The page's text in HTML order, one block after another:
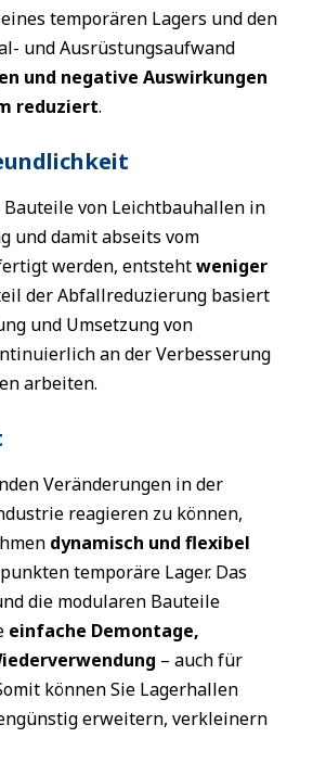
temporären Lagers und den
und Ausrüstungsaufwand
und negative Auswirkungen
reduziert.
Bauteile von Leichtbauhallen in
und damit abseits vom
werden, entstehtweniger
der Abfallreduzierung basiert
und Umsetzung von
an der Verbesserung
arbeiten.
Veränderungen in der
reagieren zu können,
dynamisch und flexibel
temporäre Lager. Das
die modularen Bauteile
einfache Demontage,
– auch für
können Sie Lagerhallen
erweitern, verkleinern